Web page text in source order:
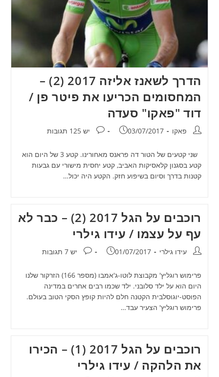
הדרך לשאנז אליזה 2017 (2) –
המחסומים הכריעו את פיטר פן /
דוד "פאקו" סעדה
מחבר:פאקו פורסם:
03/07/2017 תגובות:
יש 125 תגובות
שני קטעים של הטור דה פראנס מאחורינו. קטע 3 של היום הוא
קטע בסגנון קלאסיקות האביב, קטע יחסית מישורי עם גבעות
קטנות בדרך וסיום בשיפוע חזק. הקטע היה יכול…
רוכבים על הגל 2017 (2) – כבר לא
עף על עצמו / עידו גילרי
מחבר:עידו גילרי פורסם:
01/07/2017 תגובות:
יש 7 תגובות
פרימוש רוגליץ' מקבוצת לוטו-ג'אמבו (מספר 166) הזרקור שלנו
היום הוא על ילד סלובני. ילד שכמו רבים אחרים במדינה
הפוסט-יוגוסלבית הקטנה חלם להיות קופץ הסקי הטוב בעולם.
פרימוש רוגליץ' הצעיר עבד…
רוכבים על הגל 2017 (1) – הכירו
את הלהקה / עידו גילרי